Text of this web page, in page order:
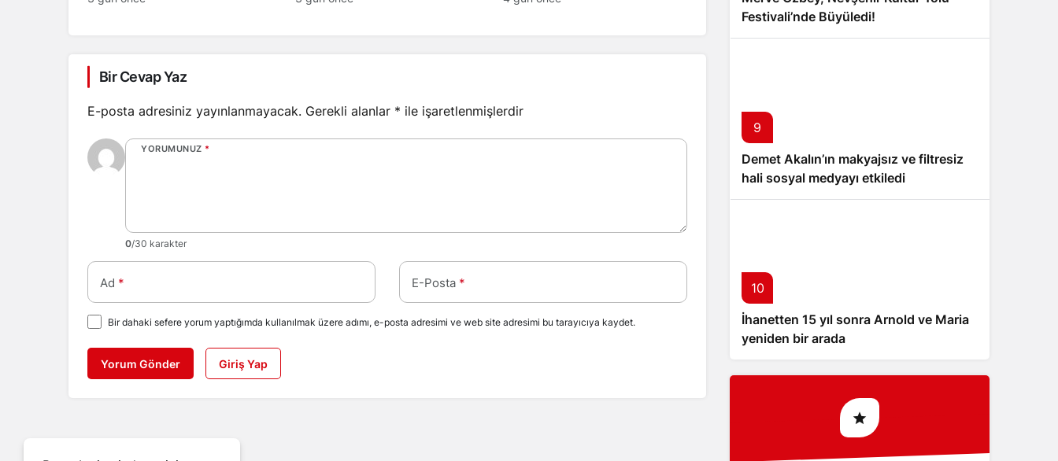
Bir Cevap Yaz
E-posta adresiniz yayınlanmayacak. Gerekli alanlar * ile işaretlenmişlerdir
YORUMUNUZ *
0/30 karakter
Ad * E-Posta *
Bir dahaki sefere yorum yaptığımda kullanılmak üzere adımı, e-posta adresimi ve web site adresimi bu tarayıcıya kaydet.
Yorum Gönder Giriş Yap
Festivali’nde Büyüledi!
9
Demet Akalın’ın makyajsız ve filtresiz
hali sosyal medyayı etkiledi
10
İhanetten 15 yıl sonra Arnold ve Maria
yeniden bir arada